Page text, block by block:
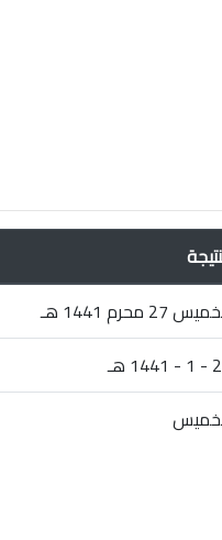
27 محرم 1441 هـ
هـ